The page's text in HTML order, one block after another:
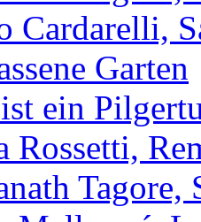
Cardarelli,
Garten
ein
Rossetti,